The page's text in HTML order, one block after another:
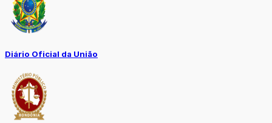
Diário Oficial da União